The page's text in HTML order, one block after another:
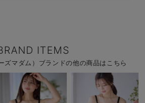
ITEMS
ズマダム）ブランドの他の商品はこちら